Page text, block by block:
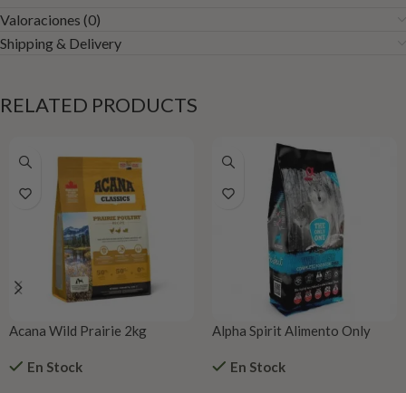
Valoraciones (0)
Shipping & Delivery
RELATED PRODUCTS
Acana Wild Prairie 2kg
En Stock
Alpha Spirit Alimento Only
En Stock